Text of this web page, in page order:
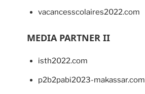
vacancesscolaires2022.com
MEDIA PARTNER II
isth2022.com
p2b2pabi2023-makassar.com